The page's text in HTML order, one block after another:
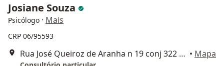
Josiane Souza
Psicólogo · Mais
CRP 06/95593
Rua José Queiroz de Aranha n 19 conj 322 - Convênios Atendidos através de parceria!, São Paulo • Mapa